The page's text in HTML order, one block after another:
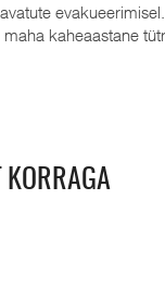
kaheaastane
KORRAGA